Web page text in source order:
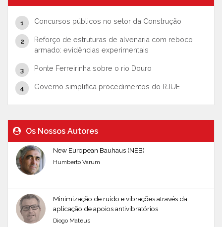
Concursos públicos no setor da Construção
Reforço de estruturas de alvenaria com reboco
armado: evidências experimentais
Ponte Ferreirinha sobre o rio Douro
Governo simplifica procedimentos do RJUE
Os Nossos Autores
New European Bauhaus (NEB)
Humberto Varum
Minimização de ruído e vibrações através da
aplicação de apoios antivibratórios
Diogo Mateus